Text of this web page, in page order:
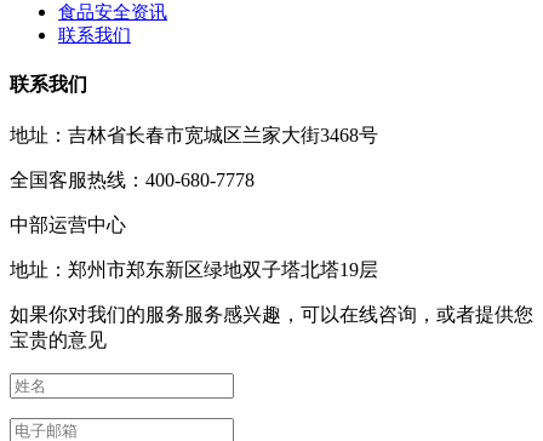
食品安全资讯
联系我们
联系我们
地址：吉林省长春市宽城区兰家大街3468号
全国客服热线：400-680-7778
中部运营中心
地址：郑州市郑东新区绿地双子塔北塔19层
如果你对我们的服务服务感兴趣，可以在线咨询，或者提供您
宝贵的意见